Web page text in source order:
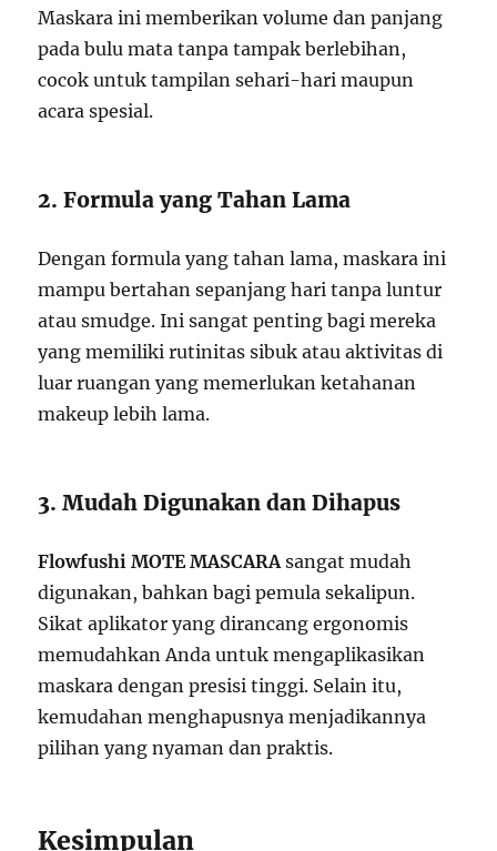
Maskara ini memberikan volume dan panjang
pada bulu mata tanpa tampak berlebihan,
cocok untuk tampilan sehari-hari maupun
acara spesial.
2. Formula yang Tahan Lama
Dengan formula yang tahan lama, maskara ini
mampu bertahan sepanjang hari tanpa luntur
atau smudge. Ini sangat penting bagi mereka
yang memiliki rutinitas sibuk atau aktivitas di
luar ruangan yang memerlukan ketahanan
makeup lebih lama.
3. Mudah Digunakan dan Dihapus
Flowfushi MOTE MASCARAsangat mudah
digunakan, bahkan bagi pemula sekalipun.
Sikat aplikator yang dirancang ergonomis
memudahkan Anda untuk mengaplikasikan
maskara dengan presisi tinggi. Selain itu,
kemudahan menghapusnya menjadikannya
pilihan yang nyaman dan praktis.
Kesimpulan